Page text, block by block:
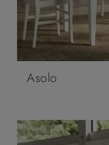
Asolo